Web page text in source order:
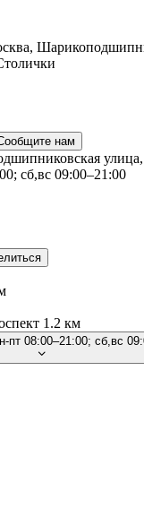
нам
улица,
сб,вс 09:00–21:00
1.2 км
пт 08:00–21:00; сб,вс